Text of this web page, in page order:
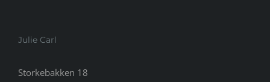
Julie Carl
Storkebakken 18